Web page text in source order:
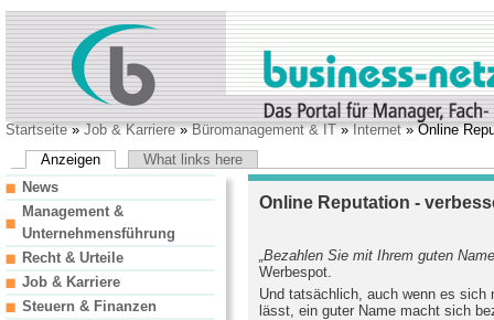
Startseite»Job & Karriere»Büromanagement & IT»Internet» Online
Anzeigen
What links here
Online Reputation -
„Bezahlen Sie mit Ihrem guten
Werbespot.
Und tatsächlich, auch wenn es sich
lässt, ein guter Name macht sich
News
Management &
Unternehmensführung
Recht & Urteile
Job & Karriere
Steuern & Finanzen